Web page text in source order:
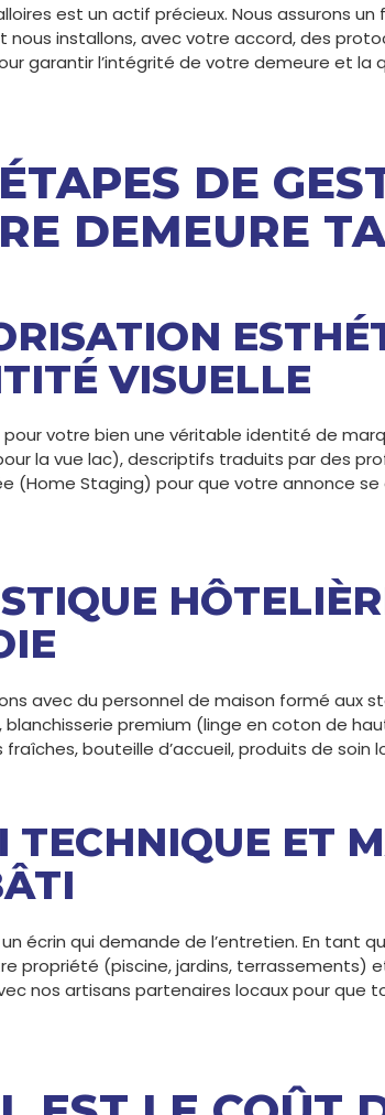
est un actif précieux. Nous assurons
nous installons, avec votre accord, des
garantir l’intégrité de votre demeure et la
DE
DEMEURE
VISUELLE
pour votre bien une véritable identité de
la vue lac), descriptifs traduits par des
(Home Staging) pour que votre annonce
avec du personnel de maison formé aux
blanchisserie premium (linge en coton de
bouteille d’accueil, produits de soin
TECHNIQUE ET
écrin qui demande de l’entretien. En tant
propriété (piscine, jardins, terrassements)
nos artisans partenaires locaux pour que